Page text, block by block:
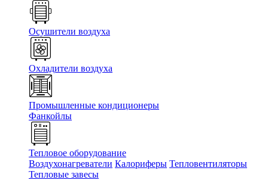
Осушители воздуха
Охладители воздуха
Промышленные кондиционеры
Фанкойлы
Тепловое оборудование
Воздухонагреватели Калориферы Тепловентиляторы
Тепловые завесы